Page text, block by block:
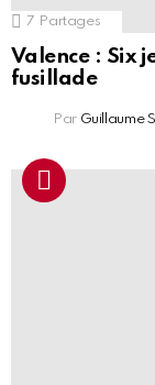
7 Partages
Valence : Six
fusillade
Par Guillaume